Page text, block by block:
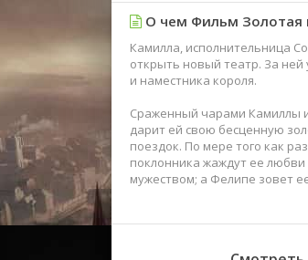
О чем Фильм Золотая
Камилла, исполнительница
открыть новый театр. За
и наместника короля.
Сраженный чарами Камиллы
дарит ей свою бесценную
поездок. По мере того как
поклонника жаждут ее
мужеством; а Фелипе зовет